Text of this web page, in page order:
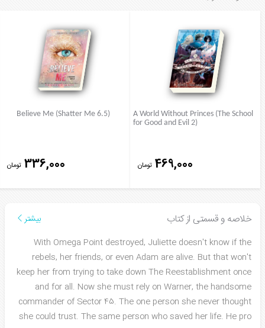
A World Without Princes (The School
for Good and Evil 2)
469,000 تومان
Believe Me (Shatter Me 6.5)
336,000 تومان
خلاصه و قسمتی از کتاب
بیشتر
With Omega Point destroyed, Juliette doesn't know if the
rebels, her friends, or even Adam are alive. But that won't
keep her from trying to take down The Reestablishment once
and for all. Now she must rely on Warner, the handsome
commander of Sector 45. The one person she never thought
she could trust. The same person who saved her life. He pro